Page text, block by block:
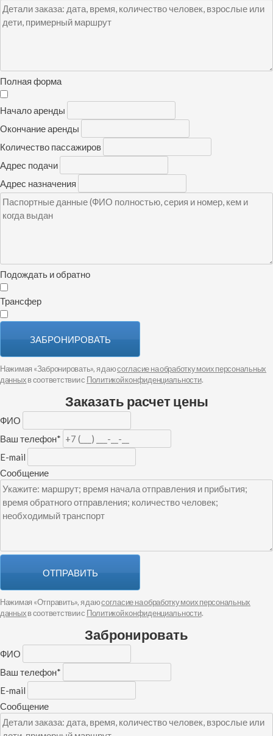
Полная форма
Начало аренды
Окончание аренды
Количество пассажиров
Адрес подачи
Адрес назначения
Подождать и обратно
Трансфер
ЗАБРОНИРОВАТЬ
Нажимая «Забронировать», я даюсогласие на обработку моих персональных
данныхв соответствии с Политикой конфиденциальности.
Заказать расчет цены
ФИО
Ваш телефон*
E-mail
Сообщение
ОТПРАВИТЬ
Нажимая «Отправить», я даюсогласие на обработку моих персональных
данныхв соответствии с Политикой конфиденциальности.
Забронировать
ФИО
Ваш телефон*
E-mail
Сообщение